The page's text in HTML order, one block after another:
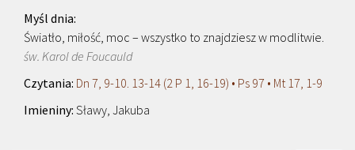
Światło, miłość, moc – wszystko to znajdziesz w modlitwie.
św. Karol de Foucauld
Dn 7, 9-10. 13-14 (2 P 1, 16-19) • Ps 97 • Mt 17, 1-9
Sławy, Jakuba